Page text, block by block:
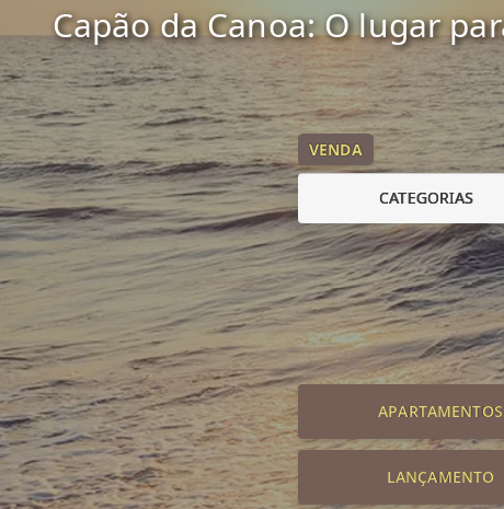
Capão da Canoa: O lugar
VENDA
CATEGORIAS
APARTAMENTOS
LANÇAMENTO